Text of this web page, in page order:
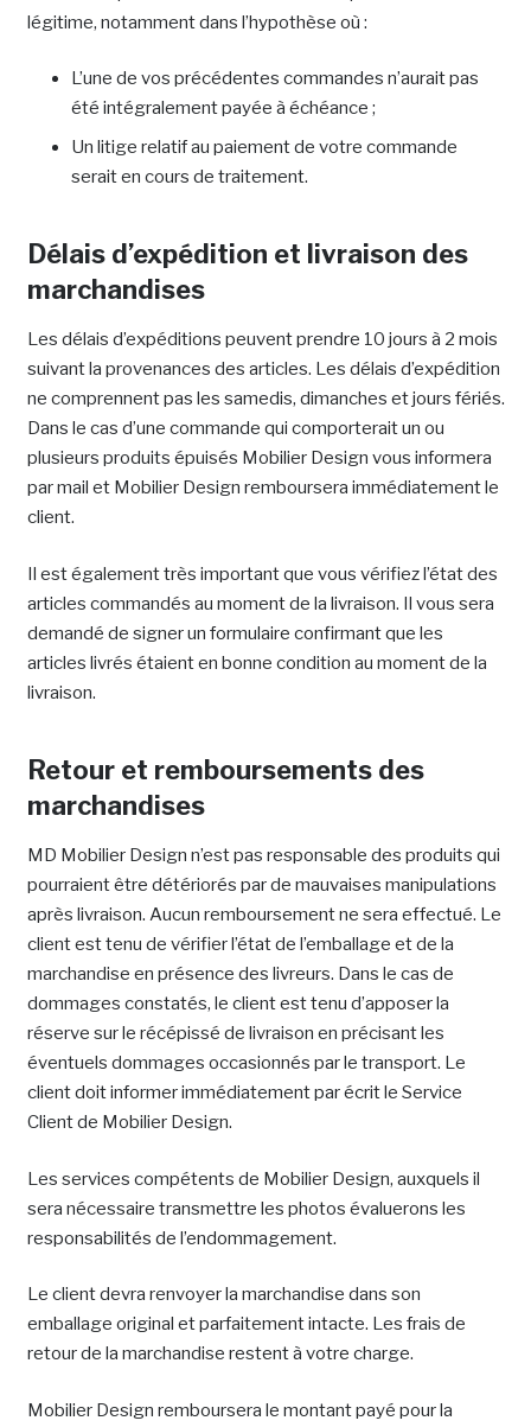
légitime, notamment dans l’hypothèse où :
L’une de vos précédentes commandes n’aurait pas
été intégralement payée à échéance ;
Un litige relatif au paiement de votre commande
serait en cours de traitement.
Délais d’expédition et livraison des
marchandises
Les délais d’expéditions peuvent prendre 10 jours à 2 mois
suivant la provenances des articles. Les délais d’expédition
ne comprennent pas les samedis, dimanches et jours fériés.
Dans le cas d’une commande qui comporterait un ou
plusieurs produits épuisés Mobilier Design vous informera
par mail et Mobilier Design remboursera immédiatement le
client.
Il est également très important que vous vérifiez l’état des
articles commandés au moment de la livraison. Il vous sera
demandé de signer un formulaire confirmant que les
articles livrés étaient en bonne condition au moment de la
livraison.
Retour et remboursements des
marchandises
MD Mobilier Design n’est pas responsable des produits qui
pourraient être détériorés par de mauvaises manipulations
après livraison. Aucun remboursement ne sera effectué. Le
client est tenu de vérifier l’état de l’emballage et de la
marchandise en présence des livreurs. Dans le cas de
dommages constatés, le client est tenu d’apposer la
réserve sur le récépissé de livraison en précisant les
éventuels dommages occasionnés par le transport. Le
client doit informer immédiatement par écrit le Service
Client de Mobilier Design.
Les services compétents de Mobilier Design, auxquels il
sera nécessaire transmettre les photos évaluerons les
responsabilités de l’endommagement.
Le client devra renvoyer la marchandise dans son
emballage original et parfaitement intacte. Les frais de
retour de la marchandise restent à votre charge.
Mobilier Design remboursera le montant payé pour la